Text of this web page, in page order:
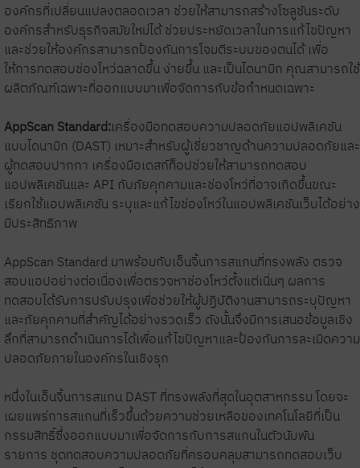
องค์กรที่เปลี่ยนแปลงตลอดเวลา ช่วยให้สามารถสร้างโซลูชันระดับ
องค์กรสำหรับธุรกิจสมัยใหม่ได้ ช่วยประหยัดเวลาในการแก้ไขปัญหา
และช่วยให้องค์กรสามารถป้องกันการโจมตีระบบของตนได้ เพื่อ
ให้การทดสอบช่องโหว่ฉลาดขึ้น ง่ายขึ้น และเป็นไดนามิก คุณสามารถใช้
ผลิตภัณฑ์เฉพาะที่ออกแบบมาเพื่อจัดการกับข้อกำหนดเฉพาะ
AppScan Standard:เครื่องมือทดสอบความปลอดภัยแอปพลิเคชัน
แบบไดนามิก (DAST) เหมาะสำหรับผู้เชี่ยวชาญด้านความปลอดภัยและ
ผู้ทดสอบปากกา เครื่องมือเดสก์ท็อปช่วยให้สามารถทดสอบ
แอปพลิเคชันและ API กับภัยคุกคามและช่องโหว่ที่อาจเกิดขึ้นขณะ
เรียกใช้แอปพลิเคชัน ระบุและแก้ไขช่องโหว่ในแอปพลิเคชันเว็บได้อย่าง
มีประสิทธิภาพ
AppScan Standard มาพร้อมกับเอ็นจิ้นการสแกนที่ทรงพลัง ตรวจ
สอบแอปอย่างต่อเนื่องเพื่อตรวจหาช่องโหว่ตั้งแต่เนิ่นๆ ผลการ
ทดสอบได้รับการปรับปรุงเพื่อช่วยให้ผู้ปฏิบัติงานสามารถระบุปัญหา
และภัยคุกคามที่สำคัญได้อย่างรวดเร็ว ดังนั้นจึงมีการเสนอข้อมูลเชิง
ลึกที่สามารถดำเนินการได้เพื่อแก้ไขปัญหาและป้องกันการละเมิดความ
ปลอดภัยภายในองค์กรในเชิงรุก
หนึ่งในเอ็นจิ้นการสแกน DAST ที่ทรงพลังที่สุดในอุตสาหกรรม โดยจะ
เผยแพร่การสแกนที่เร็วขึ้นด้วยความช่วยเหลือของเทคโนโลยีที่เป็น
กรรมสิทธิ์ซึ่งออกแบบมาเพื่อจัดการกับการสแกนในตัวนับพัน
รายการ ชุดทดสอบความปลอดภัยที่ครอบคลุมสามารถทดสอบเว็บ